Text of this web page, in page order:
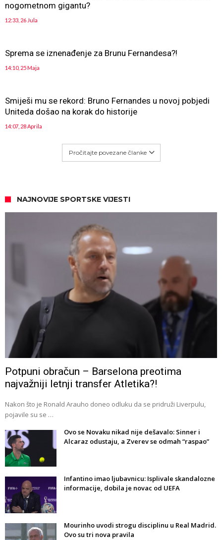
nogometnom gigantu?
12:33, 26 Jula
Sprema se iznenađenje za Brunu Fernandesa?!
14:10, 25 Maja
Smiješi mu se rekord: Bruno Fernandes u novoj pobjedi
Uniteda došao na korak do historije
14:07, 28 Aprila
Pročitajte povezane članke
NAJNOVIJE SPORTSKE VIJESTI
Potpuni obračun – Barselona preotima
najvažniji letnji transfer Atletika?!
Nakon što je Ronald Arauho doneo odluku da se pridruži Liverpulu,
pojavile su se …
Ovo se Novaku nikad nije dešavalo: Sinner i
Alcaraz odustaju, a Zverev se odmah “raspao”
Infantino imao ljubavnicu: Isplivale skandalozne
informacije, dobila je novac od UEFA
Mourinho uvodi strogu disciplinu u Real Madrid.
Ovo su tri nova pravila